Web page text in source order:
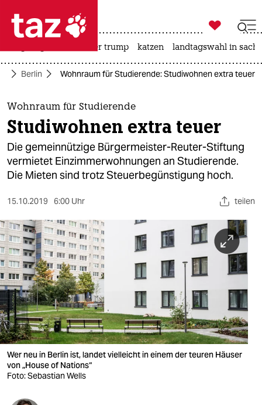
 taz zahl ich
taz zahl ich
themen
politik
öko
sport
berlin
nord
wahrheit
verlag
verlag

taz zahl ich
usa unter trump katzen landtagswahl in
Berlin Wohnraum für Studierende: Studiwohnen extra teuer
Wohnraum für Studierende
Studiwohnen extra teuer
Die gemeinnützige Bürgermeister-Reuter-Stiftung
vermietet Einzimmerwohnungen an Studierende.
Die Mieten sind trotz Steuerbegünstigung hoch.
15.10.2019 6:00 Uhr teilen
Wer neu in Berlin ist, landet vielleicht in einem der teuren Häuser
von „House of Nations“
Foto: Sebastian Wells